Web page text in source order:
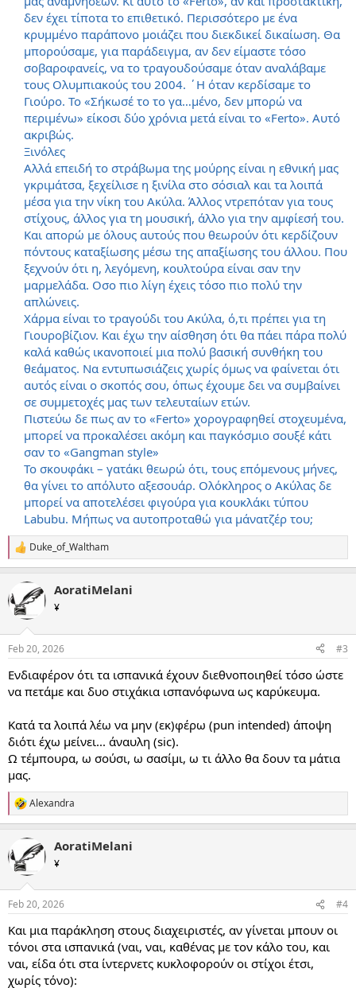
δεν έχει τίποτα το επιθετικό. Περισσότερο με ένα
κρυμμένο παράπονο μοιάζει που διεκδικεί δικαίωση. Θα
μπορούσαμε, για παράδειγμα, αν δεν είμαστε τόσο
σοβαροφανείς, να το τραγουδούσαμε όταν αναλάβαμε
τους Ολυμπιακούς του 2004. ΄Η όταν κερδίσαμε το
Γιούρο. Το «Σήκωσέ το το γα…μένο, δεν μπορώ να
περιμένω» είκοσι δύο χρόνια μετά είναι το «Ferto». Αυτό
ακριβώς.
Ξινόλες
Αλλά επειδή το στράβωμα της μούρης είναι η εθνική μας
γκριμάτσα, ξεχείλισε η ξινίλα στο σόσιαλ και τα λοιπά
μέσα για την νίκη του Ακύλα. Άλλος ντρεπόταν για τους
στίχους, άλλος για τη μουσική, άλλο για την αμφίεσή του.
Και απορώ με όλους αυτούς που θεωρούν ότι κερδίζουν
πόντους καταξίωσης μέσω της απαξίωσης του άλλου. Που
ξεχνούν ότι η, λεγόμενη, κουλτούρα είναι σαν την
μαρμελάδα. Οσο πιο λίγη έχεις τόσο πιο πολύ την
απλώνεις.
Χάρμα είναι το τραγούδι του Ακύλα, ό,τι πρέπει για τη
Γιουροβίζιον. Και έχω την αίσθηση ότι θα πάει πάρα πολύ
καλά καθώς ικανοποιεί μια πολύ βασική συνθήκη του
θεάματος. Να εντυπωσιάζεις χωρίς όμως να φαίνεται ότι
αυτός είναι ο σκοπός σου, όπως έχουμε δει να συμβαίνει
σε συμμετοχές μας των τελευταίων ετών.
Πιστεύω δε πως αν το «Ferto» χορογραφηθεί στοχευμένα,
μπορεί να προκαλέσει ακόμη και παγκόσμιο σουξέ κάτι
σαν το «Gangman style»
Το σκουφάκι – γατάκι θεωρώ ότι, τους επόμενους μήνες,
θα γίνει το απόλυτο αξεσουάρ. Ολόκληρος ο Ακύλας δε
μπορεί να αποτελέσει φιγούρα για κουκλάκι τύπου
Labubu. Μήπως να αυτοπροταθώ για μάνατζέρ του;
R
e
t
i
s
Duke_of_Waltham
AoratiMelani
¥
Feb 20, 2026 #3
Ενδιαφέρον ότι τα ισπανικά έχουν διεθνοποιηθεί τόσο ώστε
να πετάμε και δυο στιχάκια ισπανόφωνα ως καρύκευμα.
Κατά τα λοιπά λέω να μην (εκ)φέρω (pun intended) άποψη
διότι έχω μείνει... άναυλη (sic).
Ω τέμπουρα, ω σούσι, ω σασίμι, ω τι άλλο θα δουν τα μάτια
μας.
R
e
t
i
s
Alexandra
AoratiMelani
¥
Feb 20, 2026 #4
Και μια παράκληση στους διαχειριστές, αν γίνεται μπουν οι
τόνοι στα ισπανικά (ναι, ναι, καθένας με τον κάλο του, και
ναι, είδα ότι στα ίντερνετς κυκλοφορούν οι στίχοι έτσι,
χωρίς τόνο):